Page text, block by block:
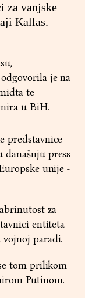
za vanjske
Kallas.
je na
te
u BiH.
predstavnice
današnju press
unije -
za
entiteta
paradi.
tom prilikom
Putinom.